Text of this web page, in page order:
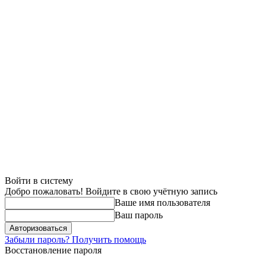
Войти в систему
Добро пожаловать! Войдите в свою учётную запись
Ваше имя пользователя
Ваш пароль
Забыли пароль? Получить помощь
Восстановление пароля